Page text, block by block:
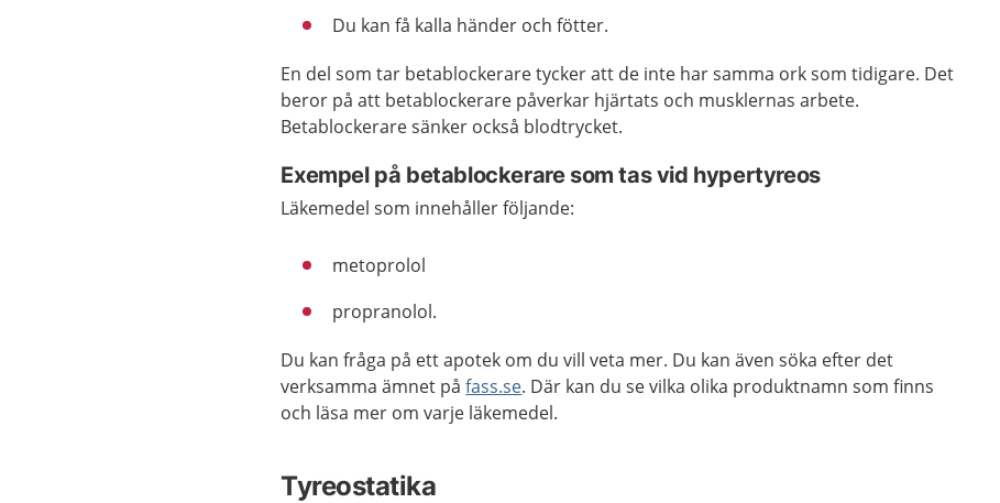
Du kan få kalla händer och fötter.
En del som tar betablockerare tycker att de inte har samma ork som tidigare. Det
beror på att betablockerare påverkar hjärtats och musklernas arbete.
Betablockerare sänker också blodtrycket.
Exempel på betablockerare som tas vid hypertyreos
Läkemedel som innehåller följande:
metoprolol
propranolol.
Du kan fråga på ett apotek om du vill veta mer. Du kan även söka efter det
verksamma ämnet påfass.se. Där kan du se vilka olika produktnamn som finns
och läsa mer om varje läkemedel.
Tyreostatika